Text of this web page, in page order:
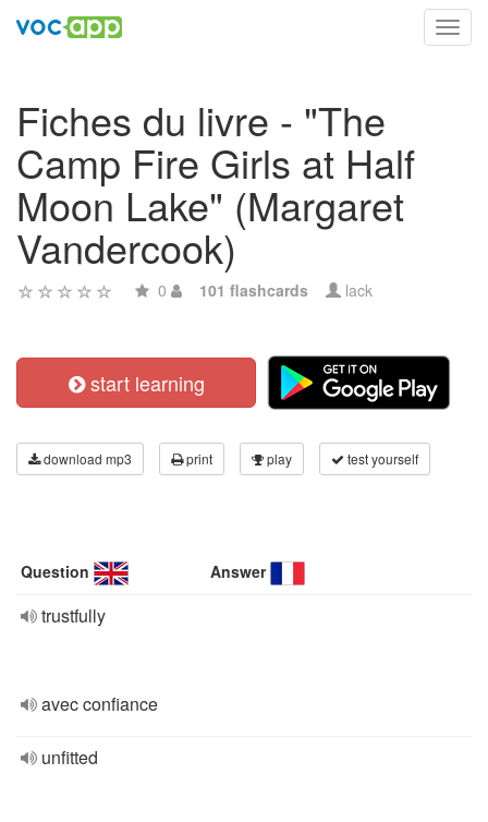
Fiches du livre - "The
Camp Fire Girls at Half
Moon Lake" (Margaret
Vandercook)
0 101 flashcards lack
start learning
download mp3 print play test yourself
Question Answer
trustfully
avec confiance
unfitted